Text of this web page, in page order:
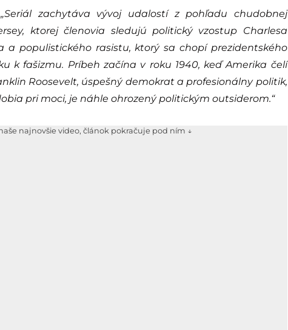
„Seriál zachytáva vývoj udalostí z pohľadu chudobnej
ktorej členovia sledujú politický vzostup Charlesa
a populistického rasistu, ktorý sa chopí prezidentského
k fašizmu. Príbeh začína v roku 1940, keď Amerika čelí
Roosevelt, úspešný demokrat a profesionálny politik,
pri moci, je náhle ohrozený politickým outsiderom.“
najnovšie video, článok pokračuje pod ním ↓